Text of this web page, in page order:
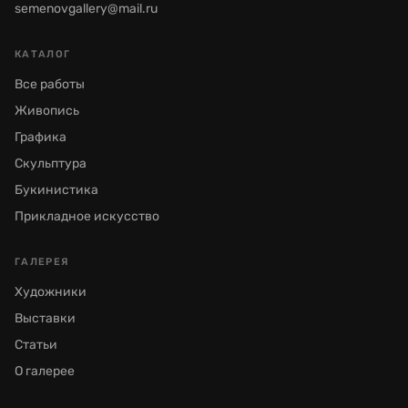
semenovgallery@mail.ru
КАТАЛОГ
Все работы
Живопись
Графика
Скульптура
Букинистика
Прикладное искусство
ГАЛЕРЕЯ
Художники
Выставки
Статьи
О галерее